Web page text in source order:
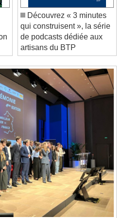
behind liveLIVE
off, selected
, opens subtitles
selected
Découvrez « 3 minutes
qui construisent », la série
de podcasts dédiée aux
artisans du BTP